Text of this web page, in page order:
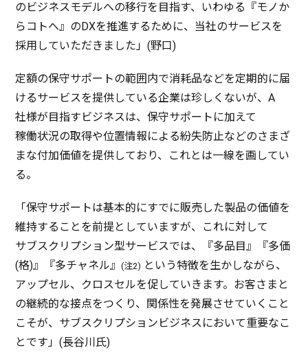
の ビジネスモデルへの移行を 目指す、いわゆる『モノ か
ら コトへ』のDXを推進するために、 当社のサービスを
採用 していただきました」(野口)
定額の保守サポートの範囲内で消耗品などを定期的に届
けるサービスを提供している企業は珍しくないが、A
社様が 目指す ビジネスは、保守サポート に加えて
稼働状況の取得や位置情報による紛失防止などのさまざ
まな付加価値を提供しており、これとは一線を画してい
る。
「保守サポートは基本的にすでに販売した製品の価値を
維持することを前提としていますが、これに対して
サブスクリプション型サービスでは、『多品目』『多価
(格)』『多チャネル』(注2) という 特徴を生かしながら、
アップセル、 クロスセルを促していきます。お客さまと
の継続的な接点をつくり、 関係性を発展させていくこと
こそが、 サブスクリプションビジネスにおいて重要なこ
とです」(長谷川氏)